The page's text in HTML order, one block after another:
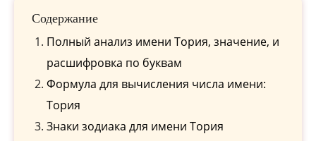
Содержание
Полный анализ имени Тория, значение, и
расшифровка по буквам
Формула для вычисления числа имени:
Тория
Знаки зодиака для имени Тория